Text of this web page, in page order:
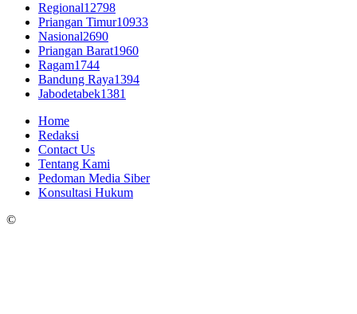
Regional12798
Priangan Timur10933
Nasional2690
Priangan Barat1960
Ragam1744
Bandung Raya1394
Jabodetabek1381
Home
Redaksi
Contact Us
Tentang Kami
Pedoman Media Siber
Konsultasi Hukum
©